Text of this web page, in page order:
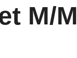
M/M